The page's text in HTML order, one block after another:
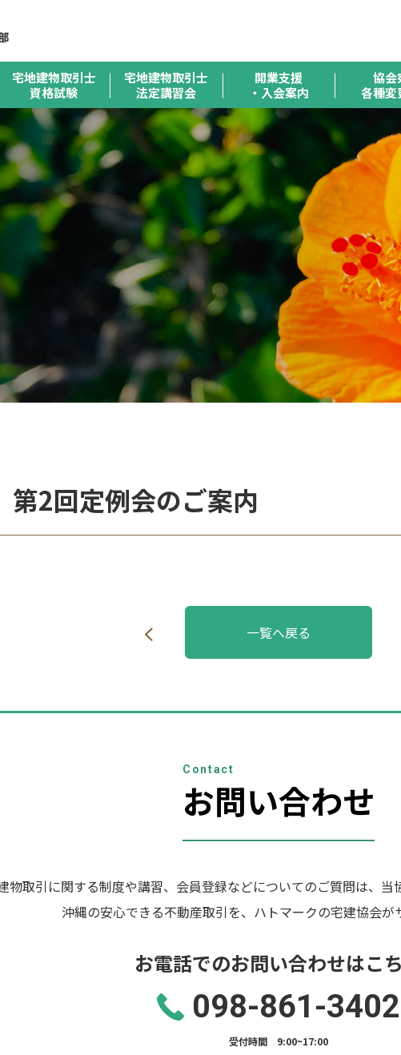
宅地建物取引士
資格試験
宅地建物取引士
法定講習会
開業支援
・入会案内
協会
各種変
2回定例会のご案内
一覧へ戻る
Contact
お問い合わせ
物取引に関する制度や講習、会員登録などについてのご質問は、当
沖縄の安心できる不動産取引を、ハトマークの宅建協会が
お電話でのお問い合わせはこ
098-861-3402
受付時間 9:00~17:00